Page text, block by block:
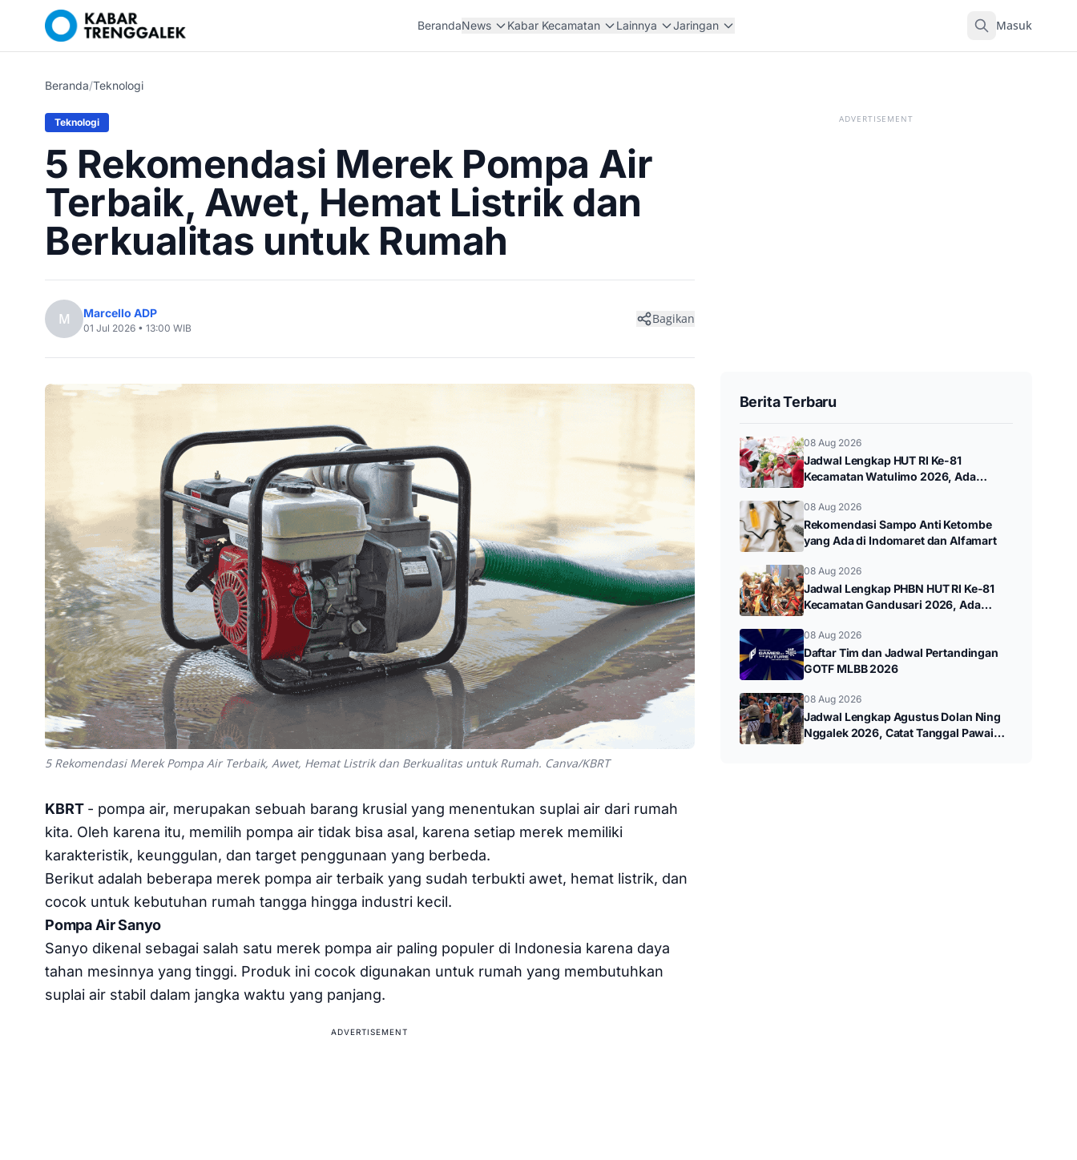
BerandaNews Kabar Kecamatan Lainnya Jaringan Masuk
Beranda/Teknologi
Teknologi
5 Rekomendasi Merek Pompa Air
Terbaik, Awet, Hemat Listrik dan
Berkualitas untuk Rumah
M Marcello ADP
01 Jul 2026 • 13:00 WIB
Bagikan
5 Rekomendasi Merek Pompa Air Terbaik, Awet, Hemat Listrik dan Berkualitas untuk Rumah. Canva/KBRT
KBRT - pompa air, merupakan sebuah barang krusial yang menentukan suplai air dari rumah
kita. Oleh karena itu, memilih pompa air tidak bisa asal, karena setiap merek memiliki
karakteristik, keunggulan, dan target penggunaan yang berbeda.
Berikut adalah beberapa merek pompa air terbaik yang sudah terbukti awet, hemat listrik, dan
cocok untuk kebutuhan rumah tangga hingga industri kecil.
Pompa Air Sanyo
Sanyo dikenal sebagai salah satu merek pompa air paling populer di Indonesia karena daya
tahan mesinnya yang tinggi. Produk ini cocok digunakan untuk rumah yang membutuhkan
suplai air stabil dalam jangka waktu yang panjang.
ADVERTISEMENT
ADVERTISEMENT
Berita Terbaru
08 Aug 2026
Jadwal Lengkap HUT RI Ke-81
Kecamatan Watulimo 2026, Ada
Budaya
08 Aug 2026
Rekomendasi Sampo Anti Ketombe
yang Ada di Indomaret dan Alfamart
08 Aug 2026
Jadwal Lengkap PHBN HUT RI Ke-81
Kecamatan Gandusari 2026, Ada
08 Aug 2026
Daftar Tim dan Jadwal Pertandingan
GOTF MLBB 2026
08 Aug 2026
Jadwal Lengkap Agustus Dolan Ning
Nggalek 2026, Catat Tanggal Pawai